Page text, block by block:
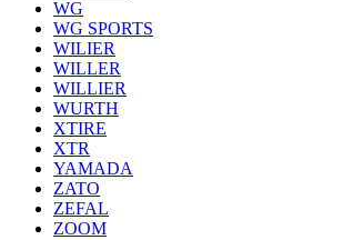
WG
WG SPORTS
WILIER
WILLER
WILLIER
WURTH
XTIRE
XTR
YAMADA
ZATO
ZEFAL
ZOOM